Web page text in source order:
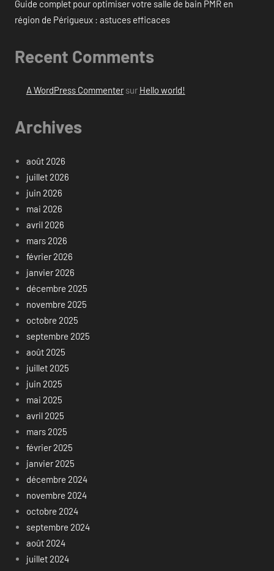
Guide complet pour optimiser votre salle de bain PMR en
région de Périgueux : astuces efficaces
Recent Comments
A WordPress Commentersur Hello world!
Archives
août 2026
juillet 2026
juin 2026
mai 2026
avril 2026
mars 2026
février 2026
janvier 2026
décembre 2025
novembre 2025
octobre 2025
septembre 2025
août 2025
juillet 2025
juin 2025
mai 2025
avril 2025
mars 2025
février 2025
janvier 2025
décembre 2024
novembre 2024
octobre 2024
septembre 2024
août 2024
juillet 2024